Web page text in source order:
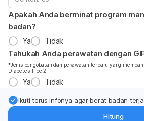
Apakah Anda berminat program
badan?
Ya
Tidak
Tahukah Anda perawatan dengan
*Jenis pengobatan dan perawatan terbaru yang
Diabetes Tipe 2
Ya Tidak
Ikuti terus infonya agar berat badan
Hitung